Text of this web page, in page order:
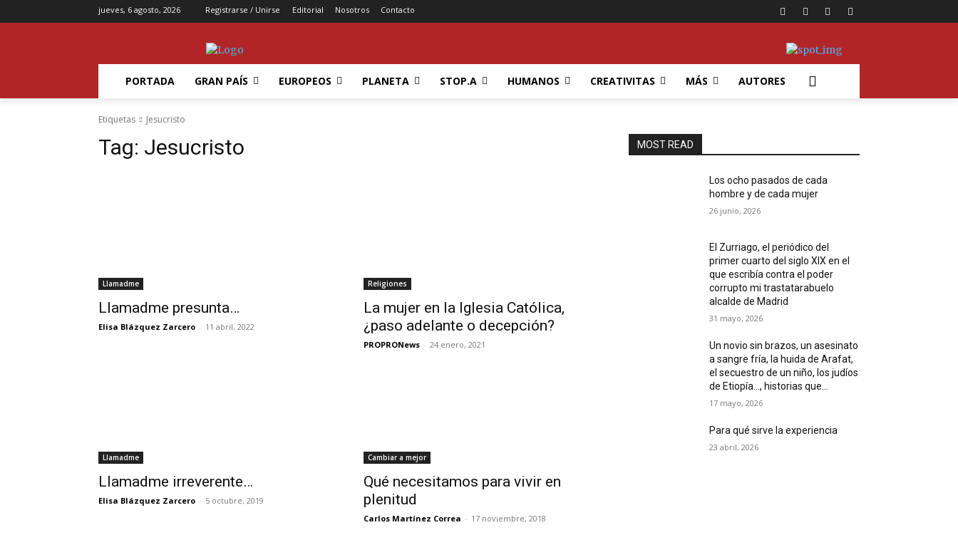
jueves, 6 agosto, 2026 Registrarse / Unirse Editorial Nosotros Contacto
PORTADA GRAN PAÍS EUROPEOS PLANETA STOP.A HUMANOS CREATIVITAS MÁS AUTORES
Etiquetas Jesucristo
Tag: Jesucristo
Llamadme
Llamadme presunta…
Elisa Blázquez Zarcero - 11 abril, 2022
Religiones
La mujer en la Iglesia Católica,
¿paso adelante o decepción?
PROPRONews - 24 enero, 2021
Llamadme
Llamadme irreverente…
Elisa Blázquez Zarcero - 5 octubre, 2019
Cambiar a mejor
Qué necesitamos para vivir en
plenitud
Carlos Martínez Correa - 17 noviembre, 2018
MOST READ
Los ocho pasados de cada
hombre y de cada mujer
26 junio, 2026
El Zurriago, el periódico del
primer cuarto del siglo XIX en el
que escribía contra el poder
corrupto mi trastatarabuelo
alcalde de Madrid
31 mayo, 2026
Un novio sin brazos, un asesinato
a sangre fría, la huida de Arafat,
el secuestro de un niño, los judíos
de Etiopía…, historias que...
17 mayo, 2026
Para qué sirve la experiencia
23 abril, 2026